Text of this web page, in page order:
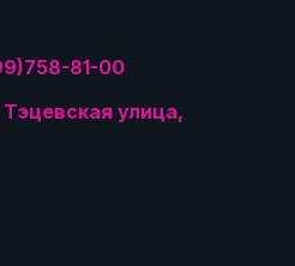
81-00
Тэцевская улица,